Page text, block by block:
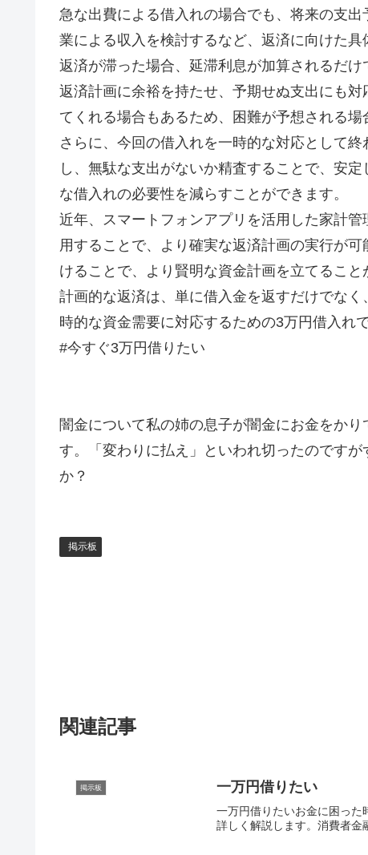
急な出費による借入れの場合でも、将来の支
業による収入を検討するなど、返済に向けた具
返済が滞った場合、延滞利息が加算されるだ
返済計画に余裕を持たせ、予期せぬ支出にも
てくれる場合もあるため、困難が予想される場
さらに、今回の借入れを一時的な対応として
し、無駄な支出がないか精査することで、安
な借入れの必要性を減らすことができます。
近年、スマートフォンアプリを活用した家計
用することで、より確実な返済計画の実行が
けることで、より賢明な資金計画を立てること
計画的な返済は、単に借入金を返すだけでな
時的な資金需要に対応するための3万円借入れ
#今すぐ3万円借りたい
闇金について私の姉の息子が闇金にお金をか
す。「変わりに払え」といわれ切ったのです
か？
掲示板
関連記事
掲示板 一万円借りたい
一万円借りたいお金に困った
詳しく解説します。消費者金